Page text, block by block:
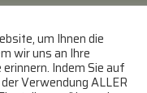
BEKO/GRUNDIG/
Gummiringe
lieferbar innerhalb von 3
Tagen
um Ihnen die
wir uns an Ihre
Indem Sie auf
Verwendung ALLER